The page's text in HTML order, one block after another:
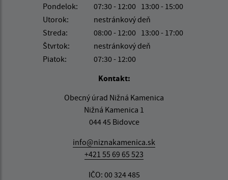
Pondelok:
07:30 - 12:00 13:00 - 15:00
Utorok:
nestránkový deň
Streda:
08:00 - 12:00 13:00 - 17:00
Štvrtok:
nestránkový deň
Piatok:
07:30 - 12:00
Kontakt:
Obecný úrad Nižná Kamenica
Nižná Kamenica 1
044 45 Bidovce
info@niznakamenica.sk
+421 55 69 65 523
IČO: 00 324 485